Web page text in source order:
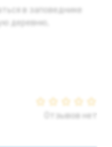
в заповеднике
деревню,
Отзывов нет